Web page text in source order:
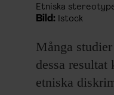
Etniska
Bild: Istock
Många
dessa resultat
etniska